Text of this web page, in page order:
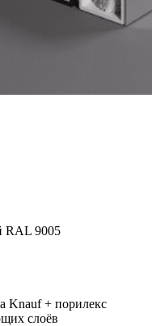
RAL 9005
Knauf + порилекс
слоёв